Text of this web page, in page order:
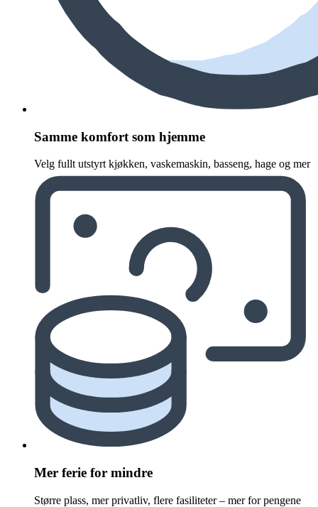
Samme komfort som hjemme
Velg fullt utstyrt kjøkken, vaskemaskin, basseng, hage og mer
Mer ferie for mindre
Større plass, mer privatliv, flere fasiliteter – mer for pengene